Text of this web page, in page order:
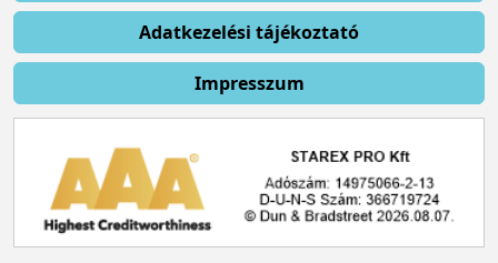
Adatkezelési tájékoztató
Impresszum